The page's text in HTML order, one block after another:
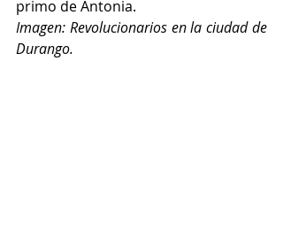
primo de Antonia.
Imagen: Revolucionarios en la ciudad de
Durango.